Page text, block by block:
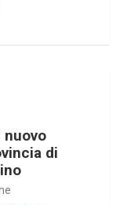
nuovo
di